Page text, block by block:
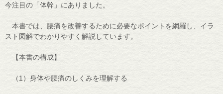
今注目の「体幹」にありました。
本書では、腰痛を改善するために必要なポイントを網羅し、イラ
スト図解でわかりやすく解説しています。
【本書の構成】
（1）身体や腰痛のしくみを理解する